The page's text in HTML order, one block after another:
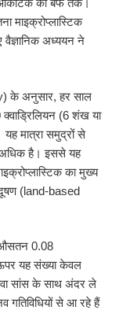
की बर्फ तक।
माइक्रोप्लास्टिक
अध्ययन ने
के अनुसार, हर साल
क्वाड्रिलियन (6 शंख या
यह मात्रा समुद्रों से
अधिक है। इससे यह
का मुख्य
(land-based
औसतन 0.08
यह संख्या केवल
सांस के साथ अंदर ले
गतिविधियों से आ रहे हैं